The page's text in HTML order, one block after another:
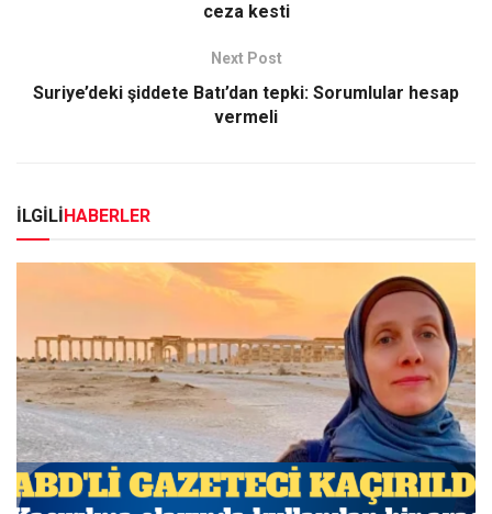
ceza kesti
Next Post
Suriye’deki şiddete Batı’dan tepki: Sorumlular hesap
vermeli
İLGİLİHABERLER